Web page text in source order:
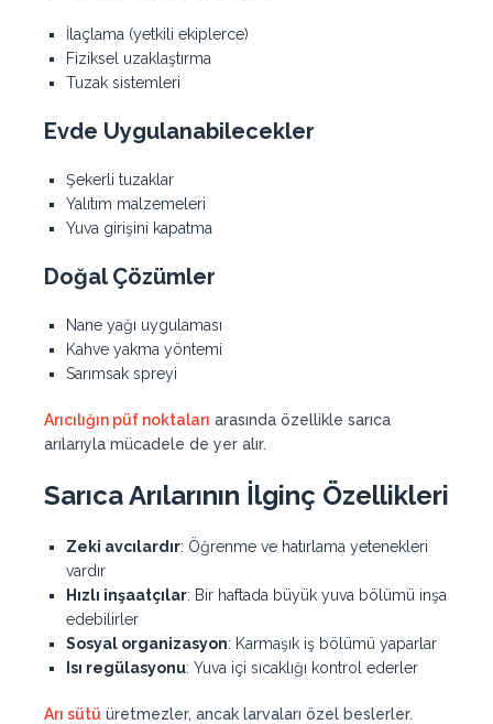
İlaçlama (yetkili ekiplerce)
Fiziksel uzaklaştırma
Tuzak sistemleri
Evde Uygulanabilecekler
Şekerli tuzaklar
Yalıtım malzemeleri
Yuva girişini kapatma
Doğal Çözümler
Nane yağı uygulaması
Kahve yakma yöntemi
Sarımsak spreyi
Arıcılığın püf noktaları arasında özellikle sarıca
arılarıyla mücadele de yer alır.
Sarıca Arılarının İlginç Özellikleri
Zeki avcılardır: Öğrenme ve hatırlama yetenekleri
vardır
Hızlı inşaatçılar: Bir haftada büyük yuva bölümü inşa
edebilirler
Sosyal organizasyon: Karmaşık iş bölümü yaparlar
Isı regülasyonu: Yuva içi sıcaklığı kontrol ederler
Arı sütü üretmezler, ancak larvaları özel beslerler.